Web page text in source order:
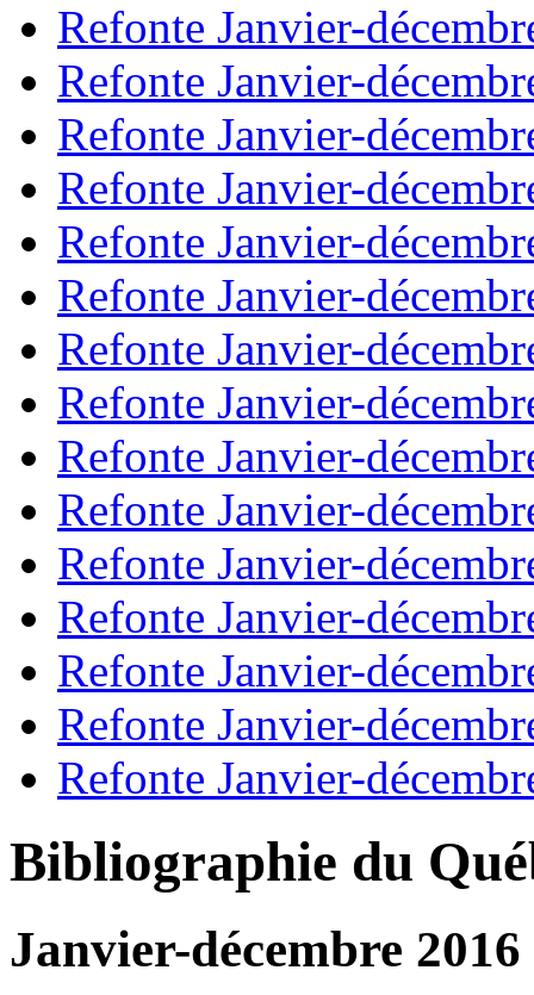
Refonte Janvier-
Refonte Janvier-
Refonte Janvier-
Refonte Janvier-
Refonte Janvier-
Refonte Janvier-
Refonte Janvier-
Refonte Janvier-
Refonte Janvier-
Refonte Janvier-
Refonte Janvier-
Refonte Janvier-
Refonte Janvier-
Refonte Janvier-
Refonte Janvier-
Bibliographie du
Janvier-décembre 2016